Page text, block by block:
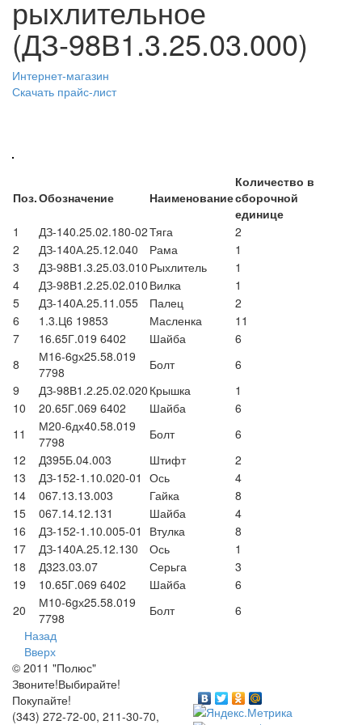
рыхлительное
(ДЗ-98В1.3.25.03.000)
Интернет-магазин
Скачать прайс-лист
Поз.Обозначение Наименование
Количество в
сборочной
единице
1
ДЗ-140.25.02.180-02Тяга
2
2
ДЗ-140А.25.12.040 Рама
1
3
ДЗ-98В1.3.25.03.010 Рыхлитель
1
4
ДЗ-98В1.2.25.02.010 Вилка
1
5
ДЗ-140А.25.11.055 Палец
2
6
1.3.Ц6 19853 Масленка
11
7
16.65Г.019 6402 Шайба
6
8
М16-6gх25.58.019
7798
Болт
6
9
ДЗ-98В1.2.25.02.020 Крышка
1
10
20.65Г.069 6402 Шайба
6
11
М20-6дх40.58.019
7798
Болт
6
12
Д395Б.04.003 Штифт
2
13
ДЗ-152-1.10.020-01 Ось
4
14
067.13.13.003 Гайка
8
15
067.14.12.131 Шайба
4
16
ДЗ-152-1.10.005-01 Втулка
8
17
ДЗ-140А.25.12.130 Ось
1
18
Д323.03.07 Серьга
3
19
10.65Г.069 6402 Шайба
6
20
М10-6gх25.58.019
7798
Болт
6
Назад
Вверх
© 2011 "Полюс"
Звоните!Выбирайте!
Покупайте!
(343) 272-72-00, 211-30-70,